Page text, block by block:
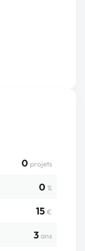
0 projets
0 %
15 €
3 ans